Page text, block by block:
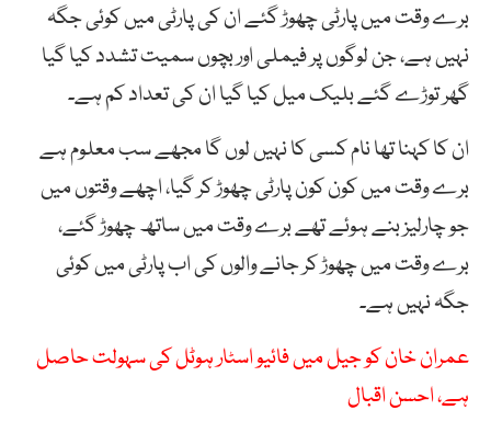
برے وقت میں پارٹی چھوڑ گئے ان کی پارٹی میں کوئی جگہ
نہیں ہے، جن لوگوں پر فیملی اور بچوں سمیت تشدد کیا گیا
گھر توڑے گئے بلیک میل کیا گیا ان کی تعداد کم ہے۔
ان کا کہنا تھا نام کسی کا نہیں لوں گا مجھے سب معلوم ہے
برے وقت میں کون کون پارٹی چھوڑ کر گیا، اچھے وقتوں میں
جو چارلیز بنے ہوئے تھے برے وقت میں ساتھ چھوڑ گئے،
برے وقت میں چھوڑ کر جانے والوں کی اب پارٹی میں کوئی
جگہ نہیں ہے۔
عمران خان کو جیل میں فائیو اسٹار ہوٹل کی سہولت حاصل
ہے، احسن اقبال